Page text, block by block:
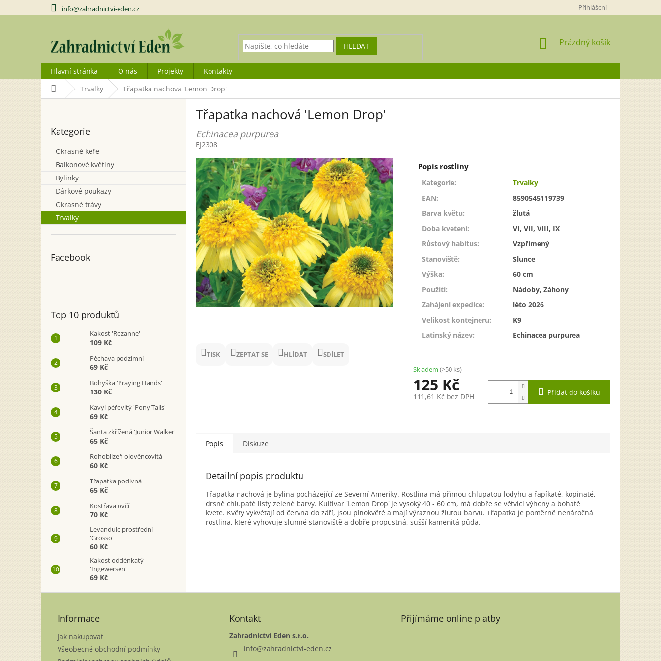
na
info@zahradnictvi-eden.cz Přihlášení
HLEDAT
NÁKUPNÍ
Prázdný košík
Hlavní stránka O nás Projekty
Kontakty
Domů Trvalky Třapatka nachová 'Lemon Drop'
a
n
kategorie
Kategorie
Okrasné keře
Balkonové květiny
Bylinky
Dárkové poukazy
Okrasné trávy
Trvalky
Facebook
Top 10 produktů
Kakost 'Rozanne'
109 Kč
Pěchava podzimní
69 Kč
Bohyška 'Praying Hands'
130 Kč
Kavyl péřovitý 'Pony Tails'
69 Kč
Šanta zkřížená 'Junior Walker'
65 Kč
Rohoblizeň olověncovitá
60 Kč
Třapatka podivná
65 Kč
Kostřava ovčí
70 Kč
Levandule prostřední
'Grosso'
60 Kč
Kakost oddénkatý
'Ingewersen'
69 Kč
Třapatka nachová 'Lemon Drop'
Echinacea purpurea
EJ2308
TISK ZEPTAT SE HLÍDAT SDÍLET
Kategorie:
Trvalky
EAN:
8590545119739
Barva květu:
žlutá
Doba kvetení:
VI, VII, VIII, IX
Růstový habitus:
Vzpřímený
Stanoviště:
Slunce
Výška:
60 cm
Použití:
Nádoby, Záhony
Zahájení expedice:
léto 2026
Velikost kontejneru:
K9
Latinský název: Echinacea purpurea
125 Kč
111,61 Kč bez DPH
Skladem (>50 ks)
Přidat do košíku
Popis Diskuze
Detailní popis produktu
Třapatka nachová je bylina pocházející ze Severní Ameriky. Rostlina má přímou chlupatou lodyhu a řapíkaté, kopinaté,
drsně chlupaté listy zelené barvy. Kultivar 'Lemon Drop' je vysoký 40 - 60 cm, má dobře se větvící výhony a bohatě
kvete. Květy vykvétají od června do září, jsou plnokvěté a mají výraznou žlutou barvu. Třapatka je poměrně nenáročná
rostlina, které vyhovuje slunné stanoviště a dobře propustná, sušší kamenitá půda.
Informace
Jak nakupovat
Všeobecné obchodní podmínky
Kontakt
Zahradnictví Eden s.r.o.
info@zahradnictvi-eden.cz
Přijímáme online platby